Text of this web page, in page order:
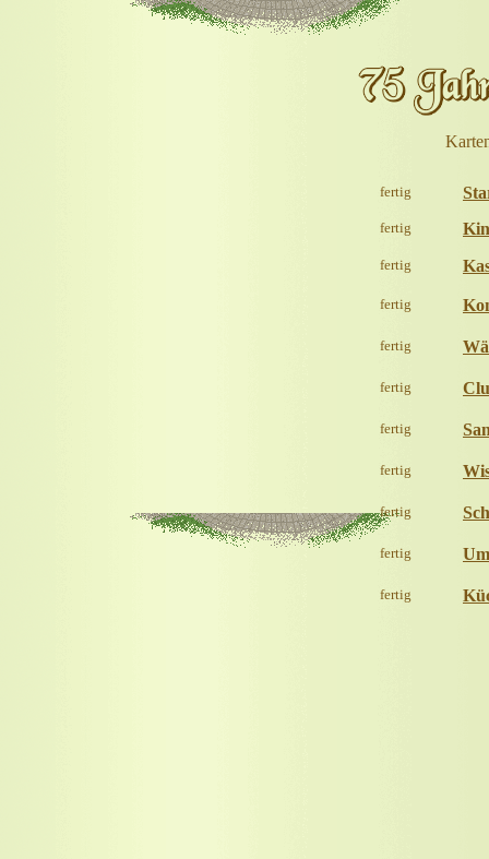
fertig
fertig
fertig
fertig
fertig
fertig
fertig
fertig
fertig
fertig
fertig